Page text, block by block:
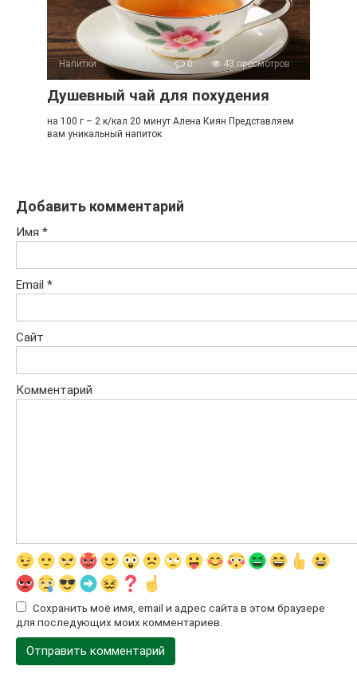
Напитки 0 43 просмотров
Душевный чай для похудения
на 100 г – 2 к/кал 20 минут Алена Киян Представляем
вам уникальный напиток
Добавить комментарий
Имя *
Email *
Сайт
Комментарий
Сохранить моё имя, email и адрес сайта в этом браузере
для последующих моих комментариев.